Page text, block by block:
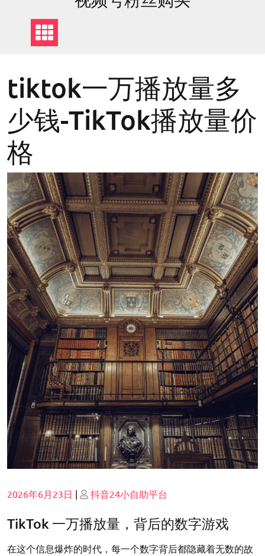
tiktok一万播放量多
少钱-TikTok播放量价
格
Posted
2026年6月23日 | Posted
抖音24小自助平台
TikTok 一万播放量，背后的数字游戏
在这个信息爆炸的时代，每一个数字背后都隐藏着无数的故